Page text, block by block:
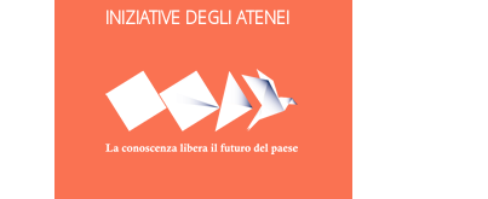
INIZIATIVE DEGLI ATENEI